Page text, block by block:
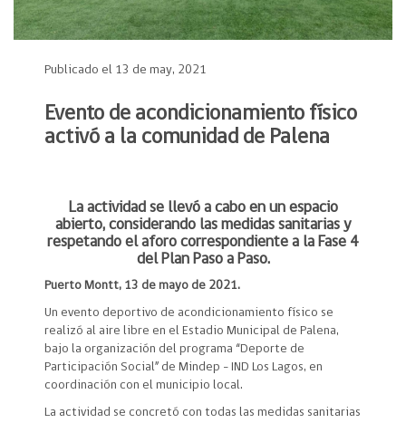
Publicado el 13 de may, 2021
Evento de acondicionamiento físico
activó a la comunidad de Palena
La actividad se llevó a cabo en un espacio
abierto, considerando las medidas sanitarias y
respetando el aforo correspondiente a la Fase 4
del Plan Paso a Paso.
Puerto Montt, 13 de mayo de 2021.
Un evento deportivo de acondicionamiento físico se
realizó al aire libre en el Estadio Municipal de Palena,
bajo la organización del programa “Deporte de
Participación Social” de Mindep - IND Los Lagos, en
coordinación con el municipio local.
La actividad se concretó con todas las medidas sanitarias